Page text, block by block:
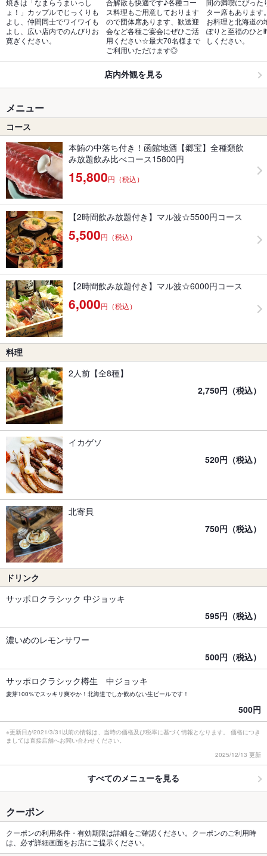
ょ！」カップルでじっくりも
よし、仲間同士でワイワイも
よし、広い店内でのんびりお
寛ぎください。
ス料理もご用意しております
ので団体席あります、歓送迎
会など各種ご宴会にぜひご活
用ください☆最大70名様まで
ご利用いただけます◎
ター席もあります
お料理と北海道の
ぽりと至福のひと
しください。
店内外観を見る
メニュー
コース
本鮪の中落ち付き！函館地酒【郷宝】全種類飲
み放題飲み比べコース15800円
15,800円（税込）
【2時間飲み放題付き】マル波☆5500円コース
5,500円（税込）
【2時間飲み放題付き】マル波☆6000円コース
6,000円（税込）
料理
2人前【全8種】
2,750円（税込）
イカゲソ
520円（税込）
北寄貝
750円（税込）
ドリンク
サッポロクラシック 中ジョッキ
595円（税込）
濃いめのレモンサワー
500円（税込）
サッポロクラシック樽生 中ジョッキ
麦芽100%でスッキリ爽やか！北海道でしか飲めない生ビールです！
500円
※更新日が2021/3/31以前の情報は、当時の価格及び税率に基づく情報となります。 価格につき
ましては直接店舗へお問い合わせください。
2025/12/13 更新
すべてのメニューを見る
クーポン
クーポンの利用条件・有効期限は詳細をご確認ください。クーポンのご利用時
は、必ず詳細画面をお店にご提示ください。